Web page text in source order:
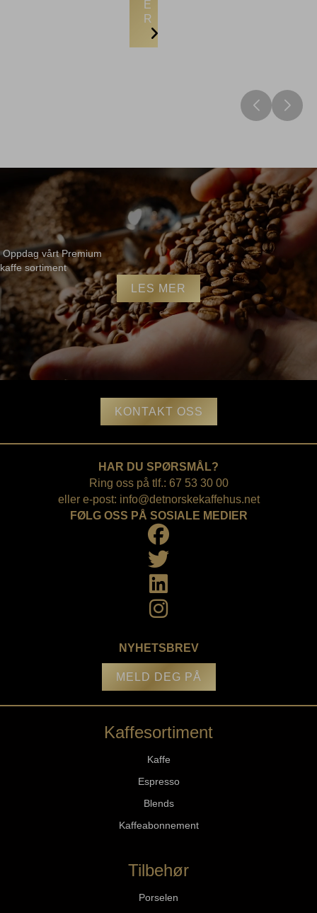
E
R
Oppdag vårt Premium
kaffe sortiment
LES MER
KONTAKT OSS
HAR DU SPØRSMÅL?
Ring oss på tlf.: 67 53 30 00
eller e-post: info@detnorskekaffehus.net
FØLG OSS PÅ SOSIALE MEDIER
NYHETSBREV
MELD DEG PÅ
Kaffesortiment
Kaffe
Espresso
Blends
Kaffeabonnement
Tilbehør
Porselen